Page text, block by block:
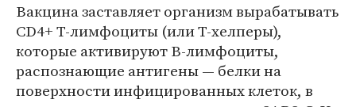
Вакцина заставляет организм вырабатывать
CD4+ Т-лимфоциты (или Т-хелперы),
которые активируют B-лимфоциты,
распознающие антигены — белки на
поверхности инфицированных клеток, в